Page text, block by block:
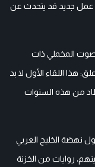
عمل جديد قد يتحدث عن
المخملي ذات
هذا اللقاء الأول لا بد
من هذه السنوات
نهضة الخليج العربي
روايات من الخزنة